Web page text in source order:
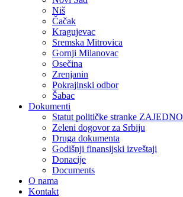
Niš
Čačak
Kragujevac
Sremska Mitrovica
Gornji Milanovac
Osečina
Zrenjanin
Pokrajinski odbor
Šabac
Dokumenti
Statut političke stranke ZAJEDNO
Zeleni dogovor za Srbiju
Druga dokumenta
Godišnji finansijski izveštaji
Donacije
Documents
O nama
Kontakt